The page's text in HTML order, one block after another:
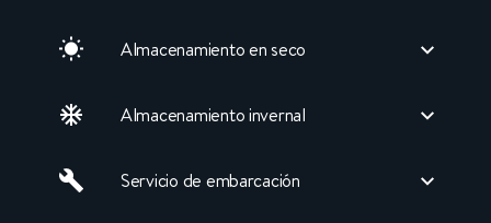
Almacenamiento en seco
Almacenamiento invernal
Servicio de embarcación